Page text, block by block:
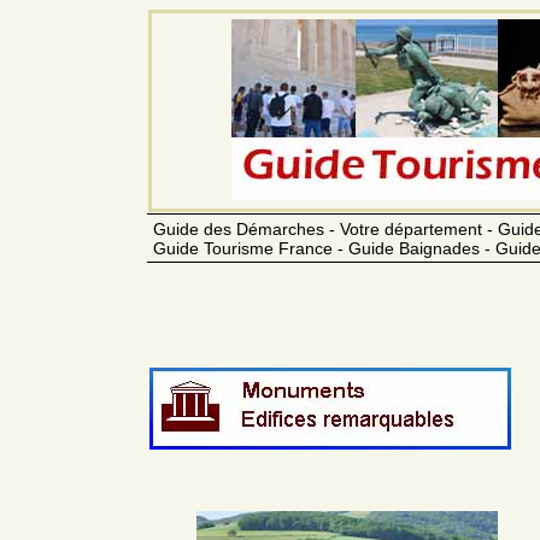
Guide des Démarches - Votre département -
Guide Tourisme France - Guide Baignades -